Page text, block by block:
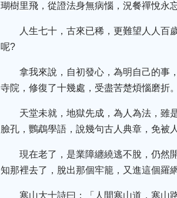
瑚樹里飛，從證法身無病惱，況餐禪悅永
人生七十，古來已稀，更難望人人百
呢?
拿我來說，自初發心，為明自己的事
寺院，修復了十幾處，受盡苦楚煩惱磨折。
天堂未就，地獄先成，為人為法，雖
臉孔，鸚鵡學語，說幾句古人典章，免被
現在老了，是業障纏繞逃不脫，仍然
知那裡去了，脫出那個牢籠，又進這個羅網
寒山大士詩曰：「人間寒山道，寒山